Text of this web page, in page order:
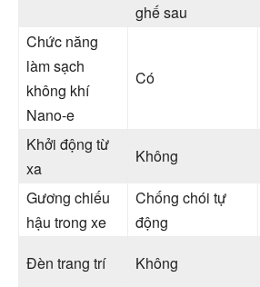
ghế sau
Chức năng
làm sạch
không khí
Nano-e
Có
Khởi động từ
xa
Không
Gương chiếu
hậu trong xe
Chống chói tự
động
Đèn trang trí
Không